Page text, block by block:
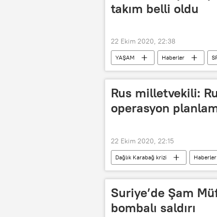
takım belli oldu
22 Ekim 2020, 22:38
YAŞAM Haberler
takım
Maç
Rus milletvekili:
operasyon
22 Ekim 2020, 22:15
Dağlık Karabağ krizi Haberler
Dağlık Karabağ
Rusya
Suriye’de Şam
bombalı saldırı